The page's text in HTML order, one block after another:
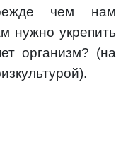
чем нам
нужно укрепить
организм? (на